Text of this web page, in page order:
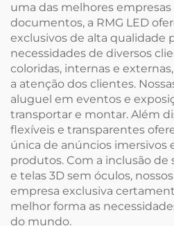
uma das melhores
documentos, a RMG LED
exclusivos de alta qualidade
necessidades de diversos
coloridas, internas e
a atenção dos clientes.
aluguel em eventos e
transportar e montar. Além
flexíveis e transparentes
única de anúncios imersivos
produtos. Com a inclusão de
e telas 3D sem óculos,
empresa exclusiva
melhor forma as
do mundo.